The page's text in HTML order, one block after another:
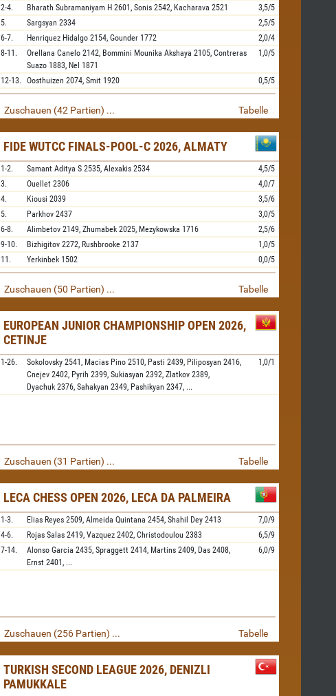
2-4.
Bharath Subramaniyam H 2601, Sonis 2542, Kacharava 2521
3,5/5
5.
Sargsyan 2334
2,5/5
6-7.
Henriquez Hidalgo 2154, Gounder 1772
2,0/4
8-11.
Orellana Canelo 2142, Bommini Mounika Akshaya 2105, Contreras
Suazo 1883, Nel 1871
1,0/5
12-13. Oosthuizen 2074, Smit 1920 0,5/5
Zuschauen (42 Partien) ... Tabelle
FIDE WUTCC FINALS-POOL-C 2026, ALMATY
1-2. Samant Aditya S 2535, Alexakis 2534
4,5/5
3.
Ouellet 2306
4,0/7
4.
Kiousi 2039
3,5/6
5.
Parkhov 2437
3,0/5
6-8.
Alimbetov 2149, Zhumabek 2025, Mezykowska 1716
2,5/6
9-10.
Bizhigitov 2272, Rushbrooke 2137
1,0/5
11.
Yerkinbek 1502 0,0/5
Zuschauen (50 Partien) ... Tabelle
EUROPEAN JUNIOR CHAMPIONSHIP OPEN 2026,
CETINJE
1-26. Sokolovsky 2541, Macias Pino 2510, Pasti 2439, Piliposyan 2416,
Cnejev 2402, Pyrih 2399, Sukiasyan 2392, Zlatkov 2389,
Dyachuk 2376, Sahakyan 2349, Pashikyan 2347, ...
1,0/1
Zuschauen (31 Partien) ... Tabelle
LECA CHESS OPEN 2026, LECA DA PALMEIRA
1-3. Elias Reyes 2509, Almeida Quintana 2454, Shahil Dey 2413
7,0/9
4-6.
Rojas Salas 2419, Vazquez 2402, Christodoulou 2383
6,5/9
7-14.
Alonso Garcia 2435, Spraggett 2414, Martins 2409, Das 2408,
Ernst 2401, ...
6,0/9
Zuschauen (256 Partien) ... Tabelle
TURKISH SECOND LEAGUE 2026, DENIZLI
PAMUKKALE